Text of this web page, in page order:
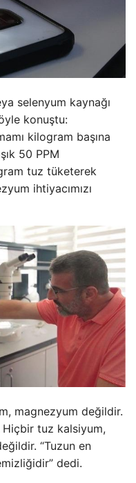
selenyum kaynağı
konuştu:
kilogram başına
50 PPM
tuz tüketerek
ihtiyacımızı
magnezyum değildir.
tuz kalsiyum,
“Tuzun en
dedi.